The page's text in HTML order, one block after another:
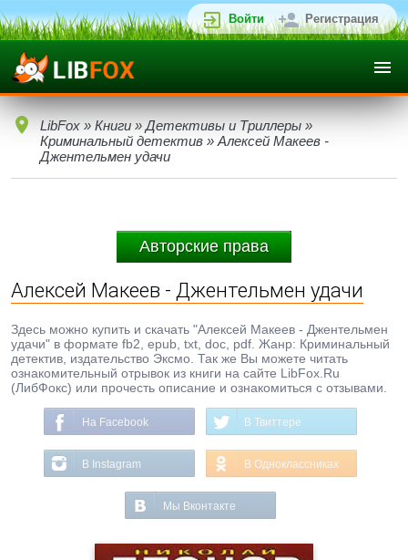
Войти Регистрация
LibFox » Книги » Детективы и Триллеры »
Криминальный детектив » Алексей Макеев -
Джентельмен удачи
Авторские права
Алексей Макеев - Джентельмен удачи
Здесь можно купить и скачать "Алексей Макеев - Джентельмен
удачи" в формате fb2, epub, txt, doc, pdf. Жанр: Криминальный
детектив, издательство Эксмо. Так же Вы можете читать
ознакомительный отрывок из книги на сайте LibFox.Ru
(ЛибФокс) или прочесть описание и ознакомиться с отзывами.
На Facebook В Твиттере
В Instagram В Одноклассниках
Мы Вконтакте